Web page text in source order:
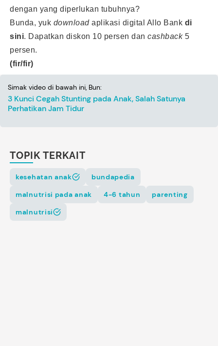
dengan yang diperlukan tubuhnya?
Bunda, yuk downloadaplikasi digital Allo Bank di
sini. Dapatkan diskon 10 persen dan cashback5
persen.
(fir/fir)
Simak video di bawah ini, Bun:
3 Kunci Cegah Stunting pada Anak, Salah Satunya
Perhatikan Jam Tidur
TOPIK TERKAIT
kesehatan anak
bundapedia
malnutrisi pada anak
4-6 tahun
parenting
malnutrisi